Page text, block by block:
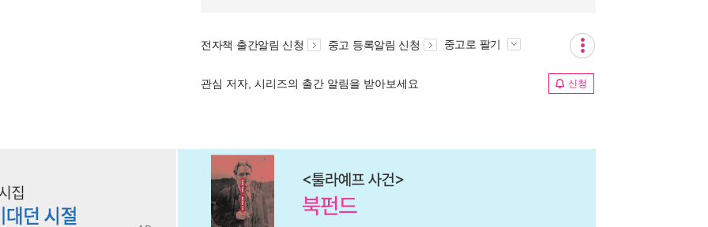
전자책 출간알림 신청 중고 등록알림 신청 중고로 팔기
관심 저자, 시리즈의 출간 알림을 받아보세요 신청